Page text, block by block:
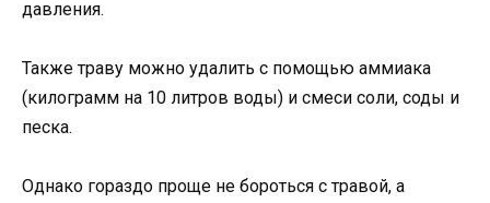
давления.
Также траву можно удалить с помощью аммиака
(килограмм на 10 литров воды) и смеси соли, соды и
песка.
Однако гораздо проще не бороться с травой, а